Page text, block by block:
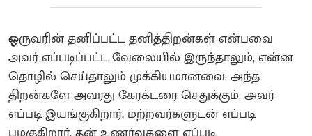
ஒருவரின் தனிப்பட்ட தனித்திறன்கள் என்பவை
அவர் எப்படிப்பட்ட வேலையில் இருந்தாலும், என்ன
தொழில் செய்தாலும் முக்கியமானவை. அந்த
திறன்களே அவரது கேரக்டரை செதுக்கும். அவர்
எப்படி இயங்குகிறார், மற்றவர்களுடன் எப்படி